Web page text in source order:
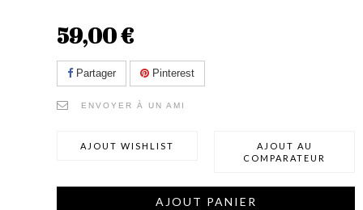
59,00 €
Partager Pinterest
ENVOYER À UN AMI
AJOUT WISHLIST
AJOUT AU
COMPARATEUR
AJOUT PANIER